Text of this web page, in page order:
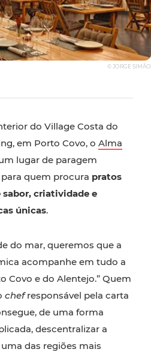
© JORGE SIMÃO
do Village Costa do
em Porto Covo, o Alma
lugar de paragem
quem procura pratos
sabor, criatividade e
únicas.
do mar, queremos que a
acompanhe em tudo a
Covo e do Alentejo.” Quem
chefresponsável pela carta
de uma forma
descentralizar a
das regiões mais